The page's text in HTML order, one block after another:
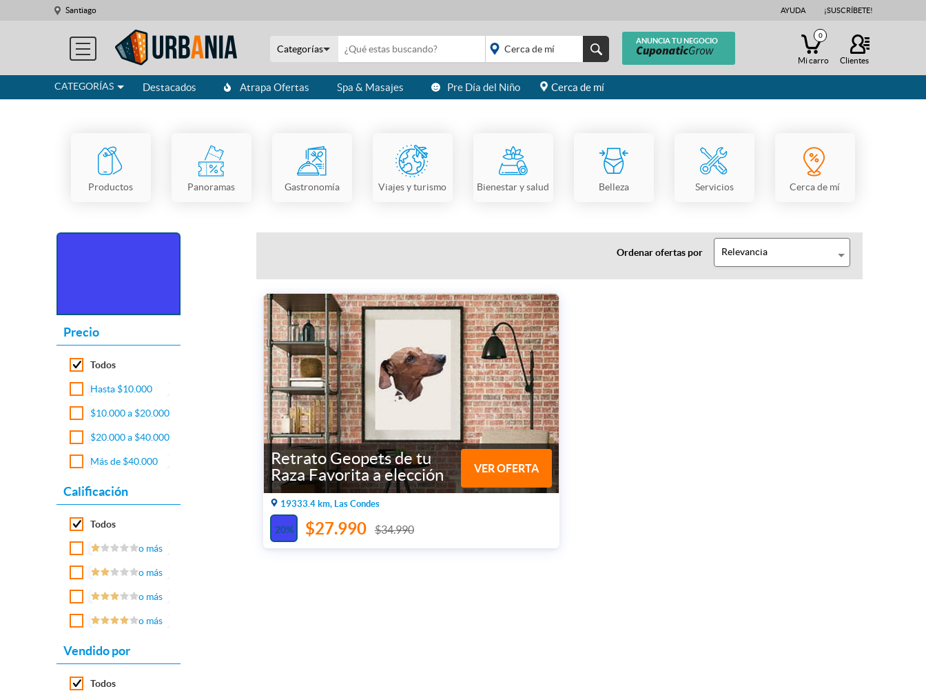
Santiago AYUDA ¡SUSCRÍBETE!
CATEGORÍAS
ANUNCIA TU NEGOCIO
Clientes
Categorías
placeholder="Todo el
0
Mi carro
Destacados Atrapa Ofertas Spa & Masajes Pre Día del Niño Cerca de mí
Productos Panoramas Gastronomía Viajes y turismo Bienestar y salud Belleza Servicios Cerca de mí
Precio
Todos
Hasta $10.000
$10.000 a $20.000
$20.000 a $40.000
Más de $40.000
Calificación
Todos
o más
o más
o más
o más
Vendido por
Todos
Ordenar ofertas por Relevancia
Retrato Geopets de tu
Raza Favorita a elección
VER OFERTA
19333.4 km, Las Condes
20% $27.990 $34.990